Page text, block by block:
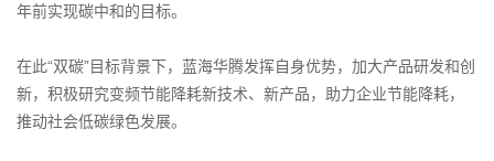
年前实现碳中和的目标。
在此“双碳”目标背景下，蓝海华腾发挥自身优势，加大产品研发和创
新，积极研究变频节能降耗新技术、新产品，助力企业节能降耗，
推动社会低碳绿色发展。